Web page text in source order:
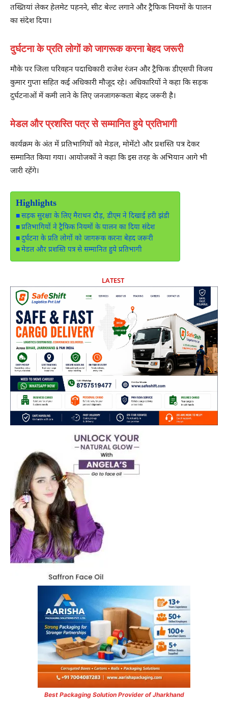
तख्तियां लेकर हेलमेट पहनने, सीट बेल्ट लगाने और ट्रैफिक नियमों के पालन
का संदेश दिया।
दुर्घटना के प्रति लोगों को जागरूक करना बेहद जरूरी
मौके पर जिला परिवहन पदाधिकारी राजेश रंजन और ट्रैफिक डीएसपी विजय
कुमार गुप्ता सहित कई अधिकारी मौजूद रहे। अधिकारियों ने कहा कि सड़क
दुर्घटनाओं में कमी लाने के लिए जनजागरूकता बेहद जरूरी है।
मेडल और प्रशस्ति पत्र से सम्मानित हुये प्रतिभागी
कार्यक्रम के अंत में प्रतिभागियों को मेडल, मोमेंटो और प्रशस्ति पत्र देकर
सम्मानित किया गया। आयोजकों ने कहा कि इस तरह के अभियान आगे भी
जारी रहेंगे।
Highlights
सड़क सुरक्षा के लिए मैराथन दौड़, डीएम ने दिखाई हरी झंडी
प्रतिभागियों ने ट्रैफिक नियमों के पालन का दिया संदेश
दुर्घटना के प्रति लोगों को जागरूक करना बेहद जरूरी
मेडल और प्रशस्ति पत्र से सम्मानित हुये प्रतिभागी
LATEST
Best Packaging Solution Provider of Jharkhand